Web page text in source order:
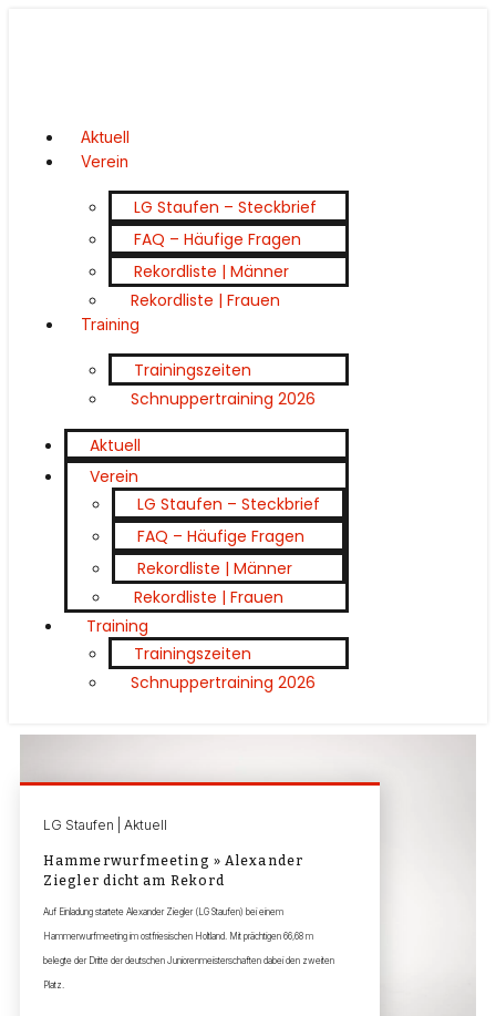
Aktuell
Verein
LG Staufen – Steckbrief
FAQ – Häufige Fragen
Rekordliste | Männer
Rekordliste | Frauen
Training
Trainingszeiten
Schnuppertraining 2026
Aktuell
Verein
LG Staufen – Steckbrief
FAQ – Häufige Fragen
Rekordliste | Männer
Rekordliste | Frauen
Training
Trainingszeiten
Schnuppertraining 2026
LG Staufen | Aktuell
Hammerwurfmeeting » Alexander
Ziegler dicht am Rekord
Auf Einladung startete Alexander Ziegler (LG Staufen) bei einem
Hammerwurfmeeting im ostfriesischen Holtland. Mit prächtigen 66,68 m
belegte der Dritte der deutschen Juniorenmeisterschaften dabei den zweiten
Platz.